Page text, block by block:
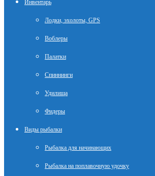
Инвентарь
Лодки, эхолоты, GPS
Воблеры
Палатки
Спиннинги
Удилища
Фидеры
Виды рыбалки
Рыбалка для начинающих
Рыбалка на поплавочную удочку